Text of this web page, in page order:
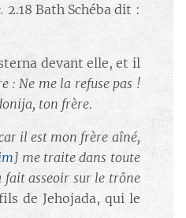
2.18 Bath Schéba dit :
devant elle, et il
: Ne me la refuse pas !
ton frère.
il est mon frère aîné,
] me traite dans toute
asseoir sur le trône
de Jehojada, qui le